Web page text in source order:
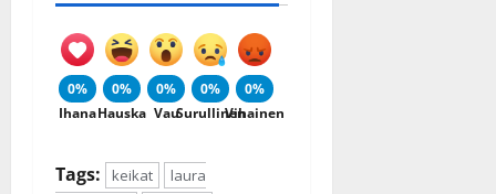
0%
Ihana
0%
Hauska
0%
Vau
0%
Surullinen
0%
Vihainen
Tags: keikat
laura